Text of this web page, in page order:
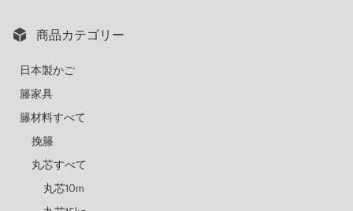
商品カテゴリー
日本製かご
籐家具
籐材料すべて
挽籐
丸芯すべて
丸芯10m